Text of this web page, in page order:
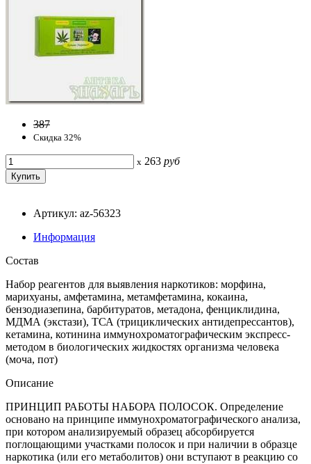
387
Скидка 32%
x 263 руб
Артикул: az-56323
Информация
Состав
Набор реагентов для выявления наркотиков: морфина,
марихуаны, амфетамина, метамфетамина, кокаина,
бензодиазепина, барбитуратов, метадона, фенциклидина,
МДМА (экстази), ТСА (трициклических антидепрессантов),
кетамина, котинина иммунохроматографическим экспресс-
методом в биологических жидкостях организма человека
(моча, пот)
Описание
ПРИНЦИП РАБОТЫ НАБОРА ПОЛОСОК. Определение
основано на принципе иммунохроматографического анализа,
при котором анализируемый образец абсорбируется
поглощающими участками полосок и при наличии в образце
наркотика (или его метаболитов) они вступают в реакцию со